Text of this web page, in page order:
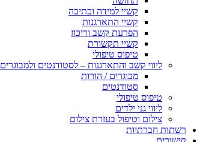
קשיי למידה וכתיבה
קשיי התארגנות
הפרעת קשב וריכוז
קשיי תקשורת
טיפוס טיפולי
ליווי קשב והתארגנות – לסטודנטים ולמבוגרים
מבוגרים / הורות
סטודנטים
טיפוס טיפולי
ליווי גני ילדים
צילום וטיפול בעזרת צילום
רשתות חברתיות